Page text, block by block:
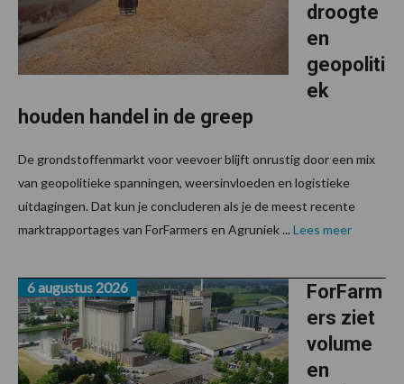
droogte
en
geopoliti
ek
houden handel in de greep
De grondstoffenmarkt voor veevoer blijft onrustig door een mix
van geopolitieke spanningen, weersinvloeden en logistieke
uitdagingen. Dat kun je concluderen als je de meest recente
marktrapportages van ForFarmers en Agruniek ... Lees meer
ForFarm
ers ziet
volume
en
6 augustus 2026